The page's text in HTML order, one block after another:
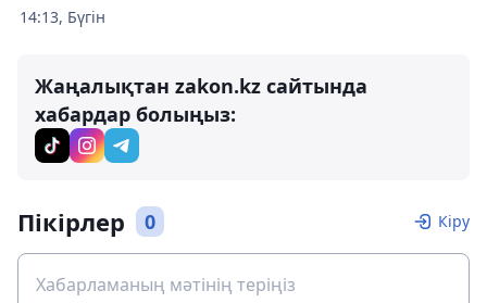
14:13, Бүгін
Жаңалықтан zakon.kz сайтында
хабардар болыңыз:
Пікірлер 0 Кіру